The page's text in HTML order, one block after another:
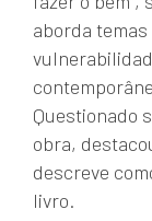
aborda
Questionado
obra,
descreve
livro.